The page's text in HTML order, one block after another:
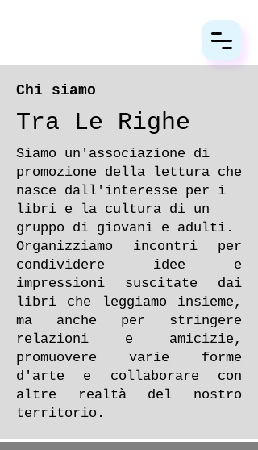
Chi siamo
Tra Le Righe
​Siamo un'associazione di
promozione della lettura che
nasce dall'interesse per i
libri e la cultura di un
gruppo di giovani e adulti.
Organizziamo incontri per
condividere idee e
impressioni suscitate dai
libri che leggiamo insieme,
ma anche per stringere
relazioni e amicizie,
promuovere varie forme
d'arte e collaborare con
altre realtà del nostro
territorio.